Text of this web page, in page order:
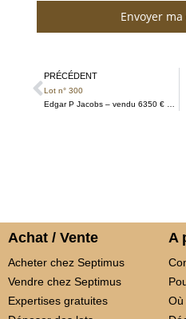
Envoyer
PRÉCÉDENT
Lot n° 300
Edgar P Jacobs – vendu 6350 € TTC
Achat / Vente
Acheter chez Septimus
Vendre chez Septimus
Expertises gratuites
A
Où